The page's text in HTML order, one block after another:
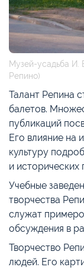
Музей-усадьба И.
Репино)
Талант Репина
балетов.
публикаций
Его влияние на
культуру
и исторических
Учебные
творчества
служат
обсуждения в
Творчество
людей. Его